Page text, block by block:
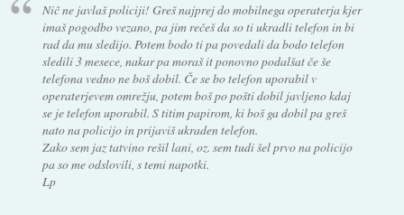
Nič ne javlaš policiji! Greš najprej do mobilnega operaterja kjer
imaš pogodbo vezano, pa jim rečeš da so ti ukradli telefon in bi
rad da mu sledijo. Potem bodo ti pa povedali da bodo telefon
sledili 3 mesece, nakar pa moraš it ponovno podalšat če še
telefona vedno ne boš dobil. Če se bo telefon uporabil v
operaterjevem omrežju, potem boš po pošti dobil javljeno kdaj
se je telefon uporabil. S titim papirom, ki boš ga dobil pa greš
nato na policijo in prijaviš ukraden telefon.
Zako sem jaz tatvino rešil lani, oz. sem tudi šel prvo na policijo
pa so me odslovili, s temi napotki.
Lp